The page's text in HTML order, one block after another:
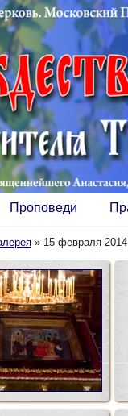
Проповеди
» 15 февраля